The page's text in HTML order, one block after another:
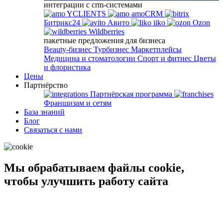
интеграции с crm-системами
YCLIENTS
amoCRM
Битрикс24
Авито iiko
Ozon
Wildberries
пакетные предложения для бизнеса
Beauty-бизнес Турбизнес Маркетплейсы
Медицина и стоматологии Спорт и фитнес Цветы
и флористика
Цены
Партнёрство
Партнёрская программа
Франшизам и сетям
База знаний
Блог
Связаться с нами
Мы обрабатываем файлы cookie,
чтобы улучшить работу сайта